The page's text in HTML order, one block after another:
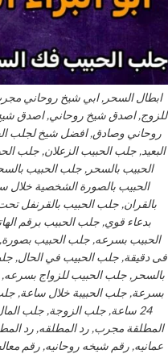
ابطال السحر, ابي شيخ روحاني
للزوج, اصدق شيخ روحاني, اصدق
روحاني وصادق, افضل شيخ لجلب
البعيد, جلب الحبيب الزعلان, جلب
الحبيب بالسحر, جلب الحبيب
الحبيب بالصورة الشخصية خلال
بالقران, جلب الحبيب بالقرنفل
بدعاء قوي, جلب الحبيب برقم
الحبيب بسرعه, جلب الحبيب
فى دقيقة, جلب الحبيب في الحال,
بالسحر, جلب الحبيب للزواج
بسرعة, جلب الحبيبة خلال ساعة,
24 ساعة, جلب الزوجة, جلب
المطلقة مجرب, رد المطلقه, رد
عمانيه, رقم شيخه روحانيه, رقم